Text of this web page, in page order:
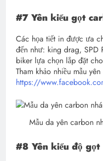
#7 Yên kiểu gọt
Các họa tiết in được ưa
đến như: king drag,
biker lựa chọn lắp đặt
Tham khảo nhiều mẫu
https://
Mẫu da yên carbon
#8 Yên kiểu độ